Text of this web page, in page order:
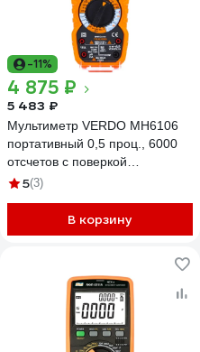
-11%
4 875 ₽
5 483 ₽
Мультиметр VERDO MH6106
портативный 0,5 проц., 6000
отсчетов с поверкой
MH610600-СП
5(3)
В корзину